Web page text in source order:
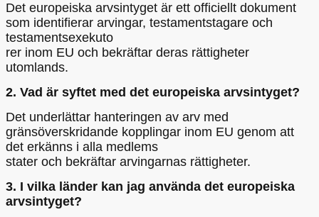
Det europeiska arvsintyget är ett officiellt dokument
som identifierar arvingar, testamentstagare och
testamentsexekuto
rer inom EU och bekräftar deras rättigheter
utomlands.
2. Vad är syftet med det europeiska arvsintyget?
Det underlättar hanteringen av arv med
gränsöverskridande kopplingar inom EU genom att
det erkänns i alla medlems
stater och bekräftar arvingarnas rättigheter.
3. I vilka länder kan jag använda det europeiska
arvsintyget?